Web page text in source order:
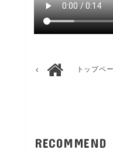
トップペ
RECOMMEND